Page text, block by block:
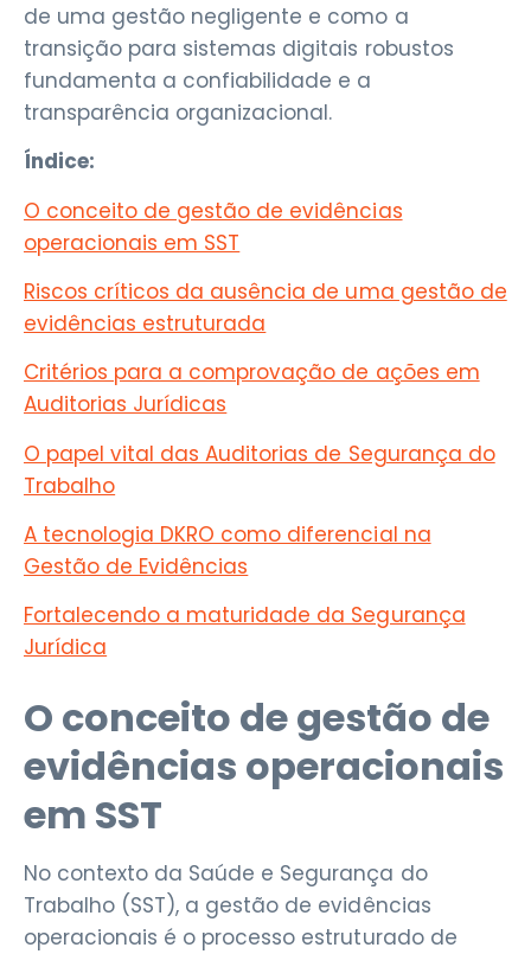
de uma gestão negligente e como a
transição para sistemas digitais robustos
fundamenta a confiabilidade e a
transparência organizacional.
Índice:
O conceito de gestão de evidências
operacionais em SST
Riscos críticos da ausência de uma gestão de
evidências estruturada
Critérios para a comprovação de ações em
Auditorias Jurídicas
O papel vital das Auditorias de Segurança do
Trabalho
A tecnologia DKRO como diferencial na
Gestão de Evidências
Fortalecendo a maturidade da Segurança
Jurídica
O conceito de gestão de
evidências operacionais
em SST
No contexto da Saúde e Segurança do
Trabalho (SST), a gestão de evidências
operacionais é o processo estruturado de